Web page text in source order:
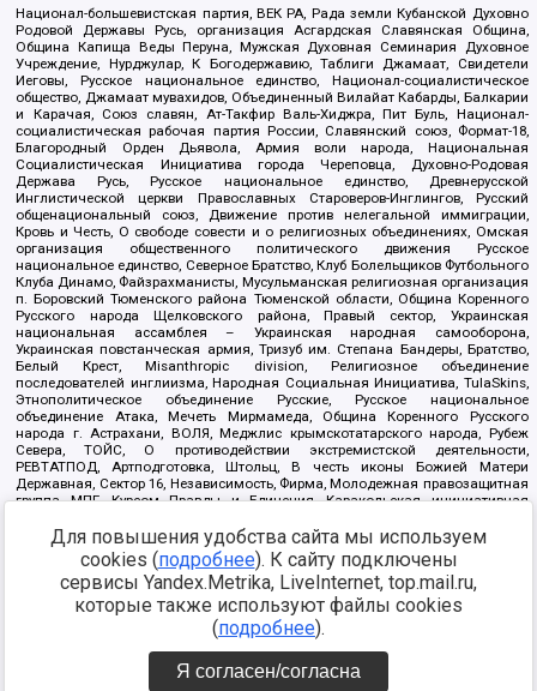
Национал-большевистская партия, ВЕК РА, Рада земли Кубанской Духовно
Родовой Державы Русь, организация Асгардская Славянская Община,
Община Капища Веды Перуна, Мужская Духовная Семинария Духовное
Учреждение, Нурджулар, К Богодержавию, Таблиги Джамаат, Свидетели
Иеговы, Русское национальное единство, Национал-социалистическое
общество, Джамаат мувахидов, Объединенный Вилайат Кабарды, Балкарии
и Карачая, Союз славян, Ат-Такфир Валь-Хиджра, Пит Буль, Национал-
социалистическая рабочая партия России, Славянский союз, Формат-18,
Благородный Орден Дьявола, Армия воли народа, Национальная
Социалистическая Инициатива города Череповца, Духовно-Родовая
Держава Русь, Русское национальное единство, Древнерусской
Инглистической церкви Православных Староверов-Инглингов, Русский
общенациональный союз, Движение против нелегальной иммиграции,
Кровь и Честь, О свободе совести и о религиозных объединениях, Омская
организация общественного политического движения Русское
национальное единство, Северное Братство, Клуб Болельщиков Футбольного
Клуба Динамо, Файзрахманисты, Мусульманская религиозная организация
п. Боровский Тюменского района Тюменской области, Община Коренного
Русского народа Щелковского района, Правый сектор, Украинская
национальная ассамблея – Украинская народная самооборона,
Украинская повстанческая армия, Тризуб им. Степана Бандеры, Братство,
Белый Крест, Misanthropic division, Религиозное объединение
последователей инглиизма, Народная Социальная Инициатива, TulaSkins,
Этнополитическое объединение Русские, Русское национальное
объединение Атака, Мечеть Мирмамеда, Община Коренного Русского
народа г. Астрахани, ВОЛЯ, Меджлис крымскотатарского народа, Рубеж
Севера, ТОЙС, О противодействии экстремистской деятельности,
РЕВТАТПОД, Артподготовка, Штольц, В честь иконы Божией Матери
Державная, Сектор 16, Независимость, Фирма, Молодежная правозащитная
группа МПГ, Курсом Правды и Единения, Каракольская инициативная
Благотворительный пансионат Ак Умут, Русская республика Русь,
Арестантское уголовное единство, Башкорт, Нация и свобода, W.H.С., Фалунь
Дафа, Иртыш Ultras, Русский Патриотический клуб-Новокузнецк/РПК,
Сибирский державный союз, Фонд борьбы с коррупцией, Фонд защиты прав
граждан, Штабы Навального, Совет граждан СССР Прикубанского округа г.
https://minjust.gov.ru/ru/documents/7822/
Для повышения удобства сайта мы используем
cookies (подробнее). К сайту подключены
сервисы Yandex.Metrika, LiveInternet, top.mail.ru,
которые также используют файлы cookies
(подробнее).
Я согласен/согласна